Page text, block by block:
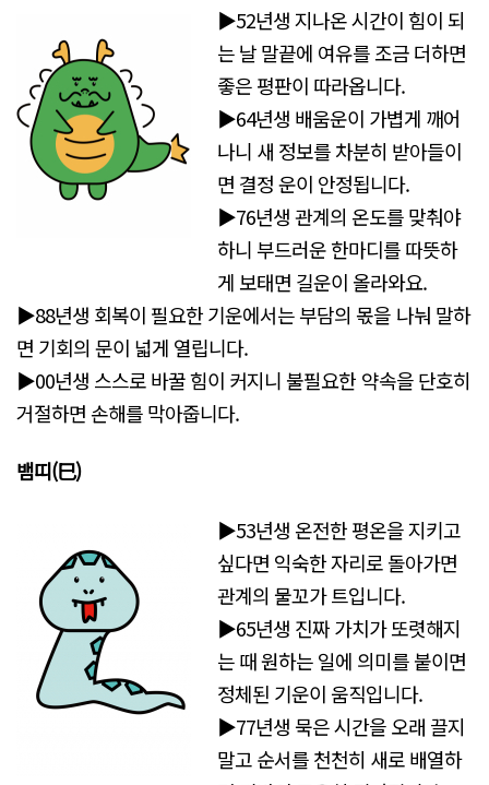
▶52년생 지나온 시간이 힘이 되
는 날 말끝에 여유를 조금 더하면
좋은 평판이 따라옵니다.
▶64년생 배움운이 가볍게 깨어
나니 새 정보를 차분히 받아들이
면 결정 운이 안정됩니다.
▶76년생 관계의 온도를 맞춰야
하니 부드러운 한마디를 따뜻하
게 보태면 길운이 올라와요.
▶88년생 회복이 필요한 기운에서는 부담의 몫을 나눠 말하
면 기회의 문이 넓게 열립니다.
▶00년생 스스로 바꿀 힘이 커지니 불필요한 약속을 단호히
거절하면 손해를 막아줍니다.
뱀띠(巳)
▶53년생 온전한 평온을 지키고
싶다면 익숙한 자리로 돌아가면
관계의 물꼬가 트입니다.
▶65년생 진짜 가치가 또렷해지
는 때 원하는 일에 의미를 붙이면
정체된 기운이 움직입니다.
▶77년생 묵은 시간을 오래 끌지
말고 순서를 천천히 새로 배열하